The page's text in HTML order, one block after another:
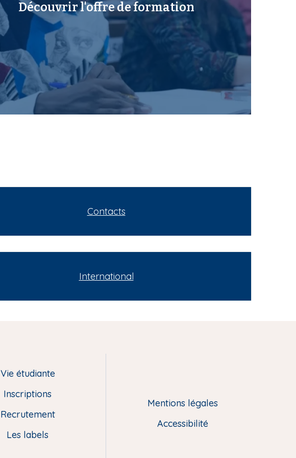
Découvrir l'offre de formation
Contacts
International
Vie étudiante
Inscriptions
Recrutement
Les labels
Mentions légales
Accessibilité